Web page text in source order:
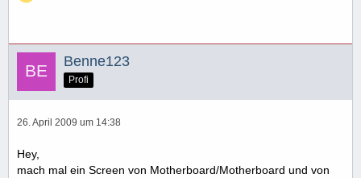
Benne123
Profi
26. April 2009 um 14:38
Hey,
mach mal ein Screen von Motherboard/Motherboard und von